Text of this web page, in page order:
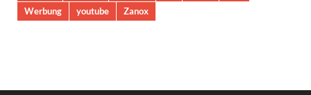
Werbung
youtube Zanox